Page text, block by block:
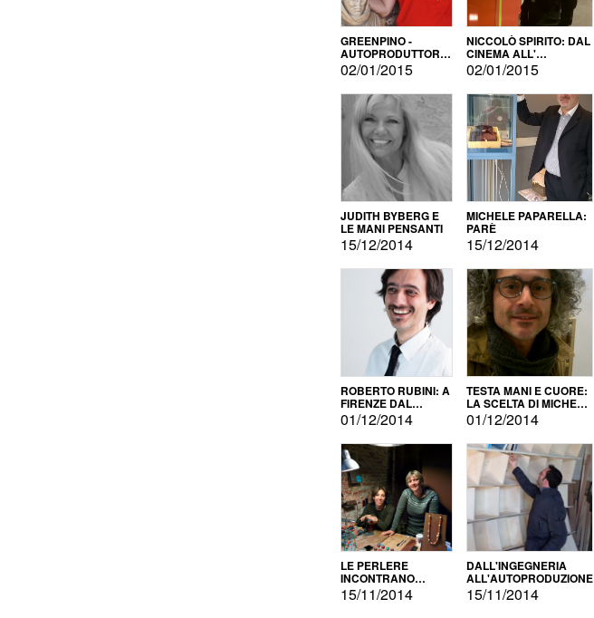
GREENPINO -
AUTOPRODUTTORE
PER AMORE
02/01/2015
NICCOLÒ SPIRITO: DAL
CINEMA ALL'
AUTOPRODUZIONE
02/01/2015
JUDITH BYBERG E
LE MANI PENSANTI
15/12/2014
MICHELE PAPARELLA:
PARÈ
15/12/2014
ROBERTO RUBINI: A
FIRENZE DAL
PRODOTTO ALLA
PROMOZIONE
01/12/2014
TESTA MANI E CUORE:
LA SCELTA DI MICHELE
BARBERIO
01/12/2014
LE PERLERE
INCONTRANO
L'AUTOPRODUZIONE
15/11/2014
DALL'INGEGNERIA
ALL'AUTOPRODUZIONE
15/11/2014